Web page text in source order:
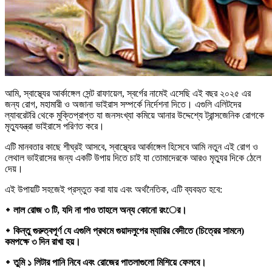
আমি, স্বাস্থ্যের আর্কাঙ্গেল সেন্ট রাফায়েল, স্বর্গের নামেই এসেছি এই বছর ২০২৫ এর
জন্য রোগ, মহামারী ও অজানা ভাইরাস সম্পর্কে নির্দেশনা দিতে। এগুলি এলিটদের
ল্যাবরেটরি থেকে মুক্তিপ্রাপ্ত যা জনসংখ্যা কমিয়ে আনার উদ্দেশ্যে ট্রান্সজেনিক রোগকে
মৃত্যুযন্ত্রা ভাইরাসে পরিণত করে।
এটি মানবতার কাছে শীঘ্রই আসবে, স্বাস্থ্যের আর্কাঙ্গেল হিসেবে আমি নতুন এই রোগ ও
লেথাল ভাইরাসের জন্য একটি উপায় দিতে চাই যা তোমাদেরকে আরও মৃত্যুর দিকে ঠেলে
দেয়।
এই উপায়টি সহজেই প্রস্তুত করা যায় এবং অর্থনৈতিক, এটি ব্যবহৃত হবে:
᛭ লাল রোজ ৩ টি, যদি না পাও তাহলে অন্য কোনো রংের।
᛭ কিন্তু গুরুত্বপূর্ণ যে এগুলি প্রথমে গুয়াদলুপের ম্যারির বেদীতে (চিত্রের সামনে)
কমপক্ষে ৩ দিন রাখা হয়।
᛭ তুমি ১ লিটার পানি নিবে এবং রোজের পাতলাগুলো মিশিয়ে ফেলবে।